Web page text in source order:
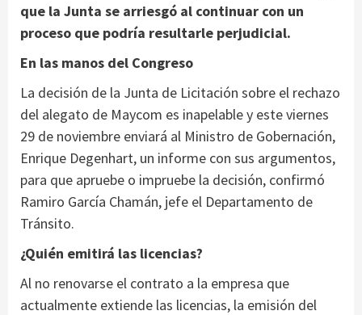
que la Junta se arriesgó al continuar con un
proceso que podría resultarle perjudicial.
En las manos del Congreso
La decisión de la Junta de Licitación sobre el rechazo
del alegato de Maycom es inapelable y este viernes
29 de noviembre enviará al Ministro de Gobernación,
Enrique Degenhart, un informe con sus argumentos,
para que apruebe o impruebe la decisión, confirmó
Ramiro García Chamán, jefe el Departamento de
Tránsito.
¿Quién emitirá las licencias?
Al no renovarse el contrato a la empresa que
actualmente extiende las licencias, la emisión del